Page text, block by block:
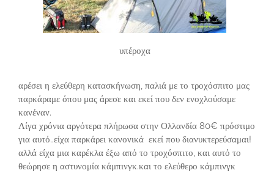
υπέροχα
αρέσει η ελεύθερη κατασκήνωση, παλιά με το τροχόσπιτο μας
παρκάραμε όπου μας άρεσε και εκεί που δεν ενοχλούσαμε
κανέναν.
Λίγα χρόνια αργότερα πλήρωσα στην Ολλανδία 80€ πρόστιμο
για αυτό..είχα παρκάρει κανονικά εκεί που διανυκτερεύσαμαι!
αλλά είχα μια καρέκλα έξω από το τροχόσπιτο, και αυτό το
θεώρησε η αστυνομία κάμπινγκ.και το ελεύθερο κάμπινγκ